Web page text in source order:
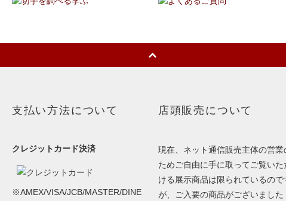
支払い方法について
クレジットカード決済
※AMEX/VISA/JCB/MASTER/DINE
店頭販売について
現在、ネット通信販売主体の営業
ためご自由に手に取ってご覧いた
ける展示商品は限られているので
が、ご入要の商品がございました